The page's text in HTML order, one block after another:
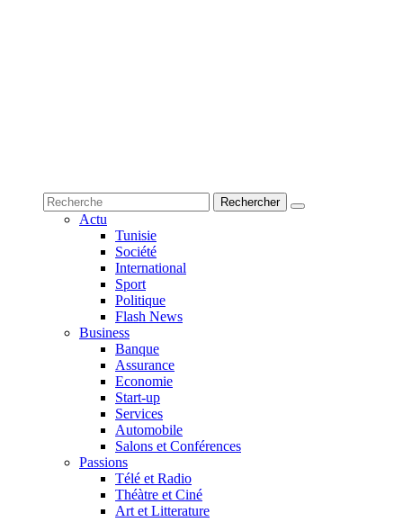
Actu
Tunisie
Société
International
Sport
Politique
Flash News
Business
Banque
Assurance
Economie
Start-up
Services
Automobile
Salons et Conférences
Passions
Télé et Radio
Théàtre et Ciné
Art et Litterature